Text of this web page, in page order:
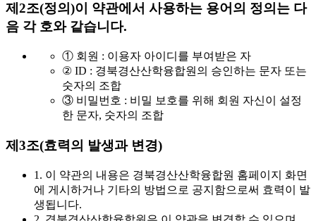
제2조(정의)이 약관에서 사용하는 용어의 정의는 다
음 각 호와 같습니다.
① 회원 : 이용자 아이디를 부여받은 자
② ID : 경북경산산학융합원의 승인하는 문자 또는
숫자의 조합
③ 비밀번호 : 비밀 보호를 위해 회원 자신이 설정
한 문자, 숫자의 조합
제3조(효력의 발생과 변경)
1. 이 약관의 내용은 경북경산산학융합원 홈페이지 화면
에 게시하거나 기타의 방법으로 공지함으로써 효력이 발
생됩니다.